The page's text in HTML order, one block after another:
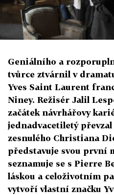
Geniálního a
tvůrce ztvárnil v
Yves Saint Laurent
Niney. Režisér Jalil
začátek návrhářovy
jednadvacetiletý
zesnulého Christiana
představuje svou první
seznamuje se s Pierre
láskou a celoživotním
vytvoří vlastní značku